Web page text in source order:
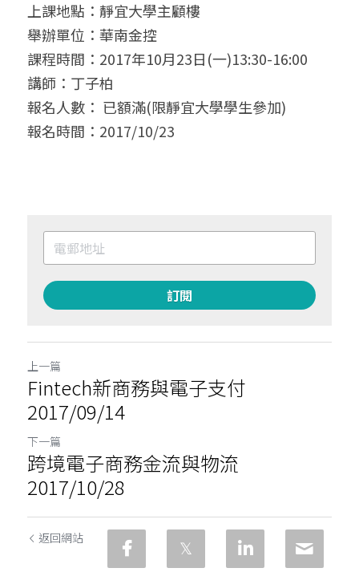
上課地點：靜宜大學主顧樓
舉辦單位：華南金控
課程時間：2017年10月23日(一)13:30-16:00
講師：丁子柏
報名人數： 已額滿(限靜宜大學學生參加)
報名時間：2017/10/23
訂閱
上一篇
Fintech新商務與電子支付
2017/09/14
下一篇
跨境電子商務金流與物流
2017/10/28
返回網站